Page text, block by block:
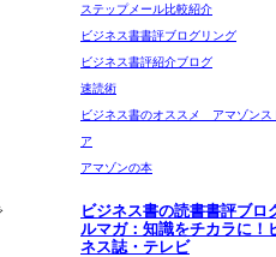
ステップメール比較紹介
ビジネス書書評ブログリング
ビジネス書評紹介ブログ
速読術
ビジネス書のオススメ アマゾンス
ア
アマゾンの本
ビジネス書の読書書評ブロ
ルマガ：知識をチカラに！
ネス誌・テレビ